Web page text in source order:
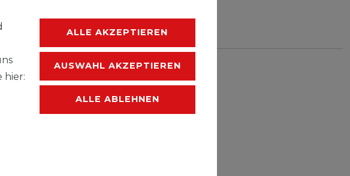
WUNSCHLISTE
* inkl. ges. MwSt. zzgl.Versandkosten
hier:
ALLE AKZEPTIEREN
AUSWAHL AKZEPTIEREN
ALLE ABLEHNEN